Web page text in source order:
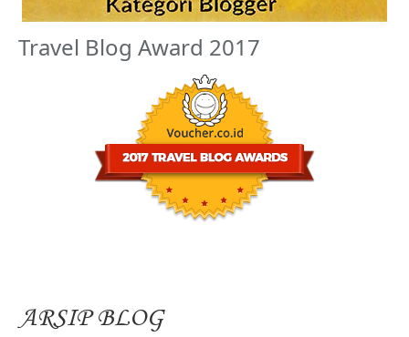
Travel Blog Award 2017
ARSIP BLOG